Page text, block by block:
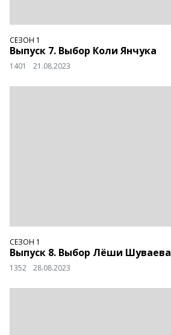
СЕЗОН 1
Выпуск 7. Выбор Коли Янчука
1401 21.08.2023
СЕЗОН 1
Выпуск 8. Выбор Лёши Шуваева
1352 28.08.2023